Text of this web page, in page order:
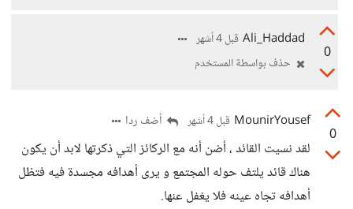
0
Ali_Haddad قبل 4 أشهر
حذف بواسطة المستخدم
0
MounirYousef قبل 4 أشهر أضف ردا
لقد نسيت القائد ، أضن أنه مع الركائز التي ذكرتها لابد أن يكون
هناك قائد يلتف حوله المجتمع و يرى أهدافه مجسدة فيه فتظل
أهدافه تجاه عينه فلا يغفل عنها.